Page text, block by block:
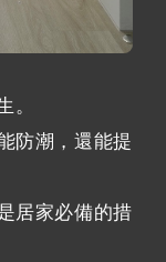
。
防潮，還能提
居家必備的措